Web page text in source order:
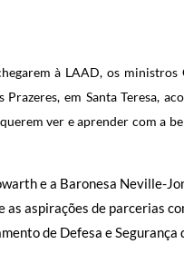
à LAAD, os
em Santa Teresa,
ver e aprender com a
e a Baronesa Neville-
aspirações de parcerias
de Defesa e